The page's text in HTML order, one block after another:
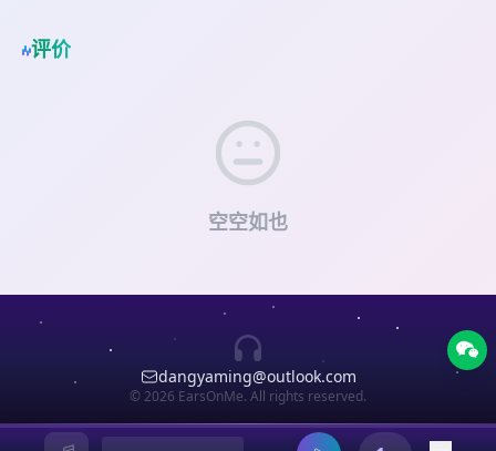
信来扫描二维码、在微信中打开，或在微信中搜索
“知识星球”小程序，避免在苹果手机的app内支付】
--作为苹果的股东，我也觉得一言难尽。
评价
空空如也
dangyaming@outlook.com
© 2026 EarsOnMe. All rights reserved.